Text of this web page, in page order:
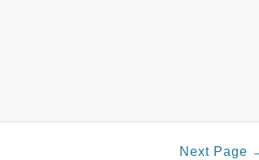
Next Page